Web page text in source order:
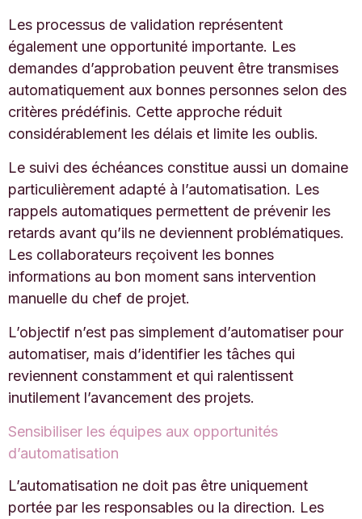
Les processus de validation représentent
également une opportunité importante. Les
demandes d’approbation peuvent être transmises
automatiquement aux bonnes personnes selon des
critères prédéfinis. Cette approche réduit
considérablement les délais et limite les oublis.
Le suivi des échéances constitue aussi un domaine
particulièrement adapté à l’automatisation. Les
rappels automatiques permettent de prévenir les
retards avant qu’ils ne deviennent problématiques.
Les collaborateurs reçoivent les bonnes
informations au bon moment sans intervention
manuelle du chef de projet.
L’objectif n’est pas simplement d’automatiser pour
automatiser, mais d’identifier les tâches qui
reviennent constamment et qui ralentissent
inutilement l’avancement des projets.
Sensibiliser les équipes aux opportunités
d’automatisation
L’automatisation ne doit pas être uniquement
portée par les responsables ou la direction. Les